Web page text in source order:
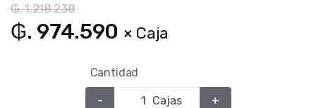
₲. 1.218.238
₲. 974.590 × Caja
Cantidad
- Cajas
+